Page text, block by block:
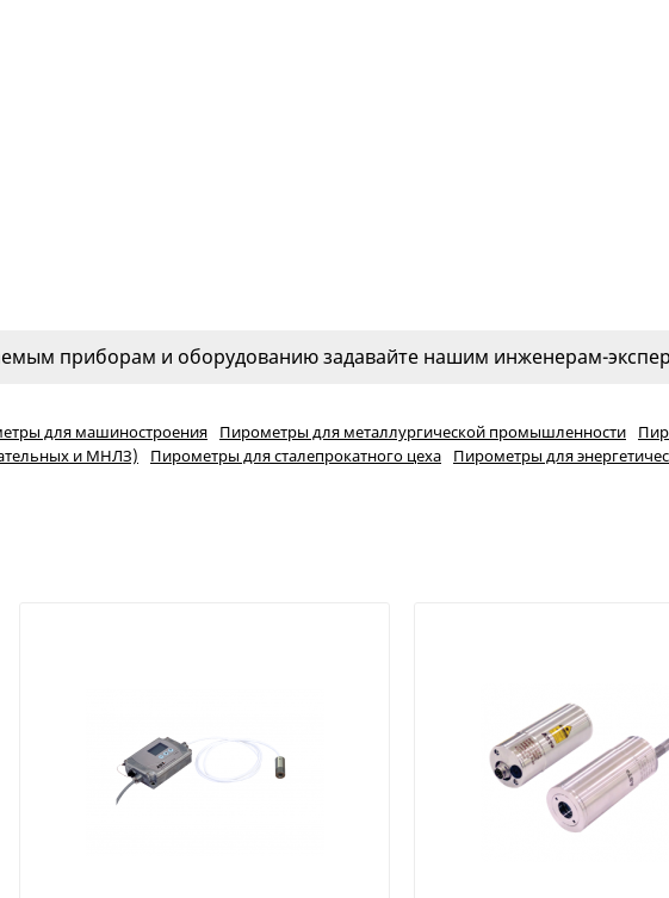
приборам и оборудованию задавайте нашим инженерам-
для машиностроения Пирометры для металлургической промышленности
и МНЛЗ)
Пирометры для сталепрокатного цеха Пирометры для